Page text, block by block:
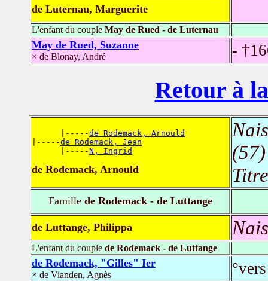
de Luternau, Marguerite
L'enfant du couple May de Rued - de Luternau
May de Rued, Suzanne
× de Blonay, André -
Retour à
      |-----
de Rodemack, Arnould
|-----de Rodemack, Jean
      |-----
N, Ingrid
de Rodemack, Arnould
(57)
Famillede Rodemack - de Luttange
de Luttange, Philippa
L'enfant du couple de Rodemack - de Luttange
de Rodemack, "Gilles" Ier
× de Vianden, Agnès